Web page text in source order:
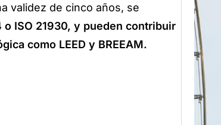
validez de cinco años, se
o ISO 21930, y pueden contribuir
como LEED y BREEAM.